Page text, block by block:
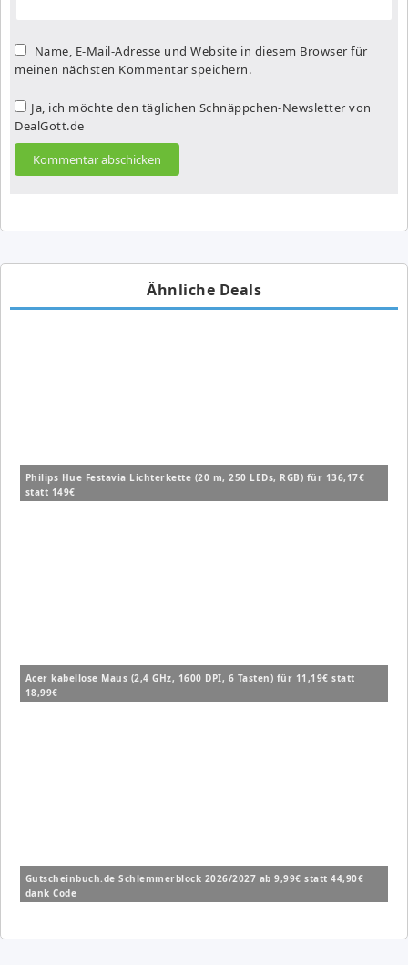
Name, E-Mail-Adresse und Website in diesem Browser für
meinen nächsten Kommentar speichern.
Ja, ich möchte den täglichen Schnäppchen-Newsletter von
DealGott.de
Ähnliche Deals
Philips Hue Festavia Lichterkette (20 m, 250 LEDs, RGB) für 136,17€
statt 149€
Acer kabellose Maus (2,4 GHz, 1600 DPI, 6 Tasten) für 11,19€ statt
18,99€
Gutscheinbuch.de Schlemmerblock 2026/2027 ab 9,99€ statt 44,90€
dank Code